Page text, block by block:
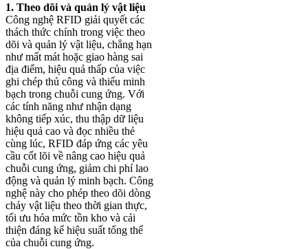
1. Theo dõi và quản lý vật liệu
Công nghệ RFID giải quyết các
thách thức chính trong việc theo
dõi và quản lý vật liệu, chẳng hạn
như mất mát hoặc giao hàng sai
địa điểm, hiệu quả thấp của việc
ghi chép thủ công và thiếu minh
bạch trong chuỗi cung ứng. Với
các tính năng như nhận dạng
không tiếp xúc, thu thập dữ liệu
hiệu quả cao và đọc nhiều thẻ
cùng lúc, RFID đáp ứng các yêu
cầu cốt lõi về nâng cao hiệu quả
chuỗi cung ứng, giảm chi phí lao
động và quản lý minh bạch. Công
nghệ này cho phép theo dõi dòng
chảy vật liệu theo thời gian thực,
tối ưu hóa mức tồn kho và cải
thiện đáng kể hiệu suất tổng thể
của chuỗi cung ứng.